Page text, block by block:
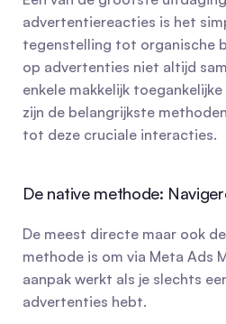
advertentiereacties is het
tegenstelling tot organische
op advertenties niet altijd
enkele makkelijk
zijn de belangrijkste
tot deze cruciale interacties.
De native methode:
De meest directe maar ook
methode is om via Meta Ads
aanpak werkt als je slechts
advertenties hebt.